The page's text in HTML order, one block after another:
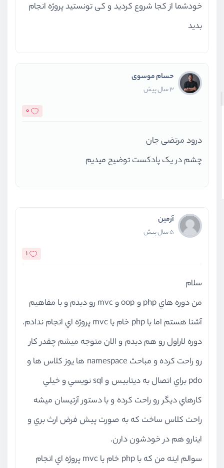
خودشما از کجا شروع کردید و کی تونستید پروژه انجام
بدید
حسام موسوی
3 سال پیش
0
درود مرتضی جان
چشم در یک پادکست توضیح میدیم
آرمین
5 سال پیش
1
سلام
من دوره هاي php و oop و mvc رو ديدم و با مفاهيم
آشنا هستم اما با php خام يا mvc پروژه اي انجام ندادم.
دوره لاراول رو هم ديدم و الان متوجه ميشم چقدر كار
رو راحت كرده و مباحث namespace ها يوز كلاس ها و
pdo براي اتصال به ديتابيس و sql نويسي و خيلي
كارهاي ديگر رو راحت كرده و با دستور آرتيسان ميشه
راحت كلاس ساخت كه به صورت پيش فرض ارث بري و
اينارو هم در خودشون دارن.
سوالم اينه من كه با php خام يا mvc پروژه اي انجام